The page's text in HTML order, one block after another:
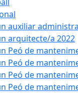
auxiliar
arquitecte/a 2022
Peó de
Peó de
Peó de
Peó de